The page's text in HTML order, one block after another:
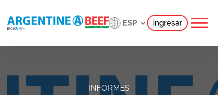
Ingresar
INFORMES